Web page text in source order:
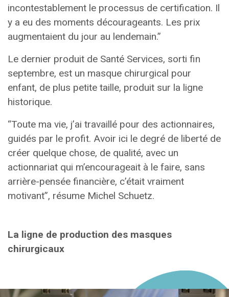
incontestablement le processus de certification. Il
y a eu des moments décourageants. Les prix
augmentaient du jour au lendemain.”
Le dernier produit de Santé Services, sorti fin
septembre, est un masque chirurgical pour
enfant, de plus petite taille, produit sur la ligne
historique.
“Toute ma vie, j’ai travaillé pour des actionnaires,
guidés par le profit. Avoir ici le degré de liberté de
créer quelque chose, de qualité, avec un
actionnariat qui m’encourageait à le faire, sans
arrière-pensée financière, c’était vraiment
motivant”, résume Michel Schuetz.
La ligne de production des masques
chirurgicaux